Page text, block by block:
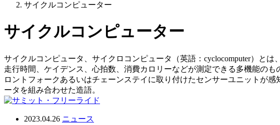
サイクルコンピューター
サイクルコンピューター
サイクルコンピュータ、サイクロコンピュータ（英語：cyclocomputer）と
走行時間、ケイデンス、心拍数、消費カロリーなどが測定できる多機能の
ロントフォークあるいはチェーンステイに取り付けたセンサーユニットが
ータを組み合わせた造語。
2023.04.26 ニュース